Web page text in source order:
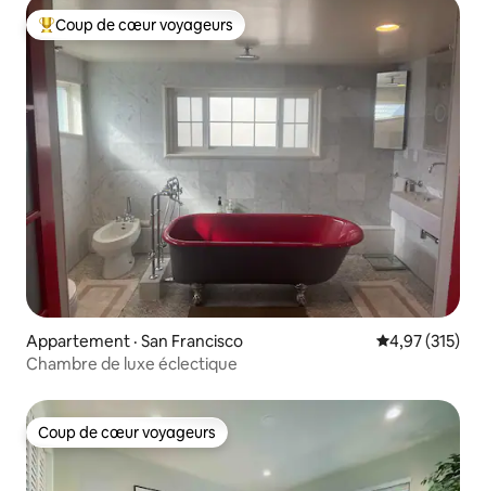
Coup de cœur voyageurs parmi les plus aimés
Coup de cœur voyageurs
Appartement · San Francisco Note
4,97 (315)
Chambre de luxe éclectique
Coup de cœur voyageurs
Coup de cœur voyageurs